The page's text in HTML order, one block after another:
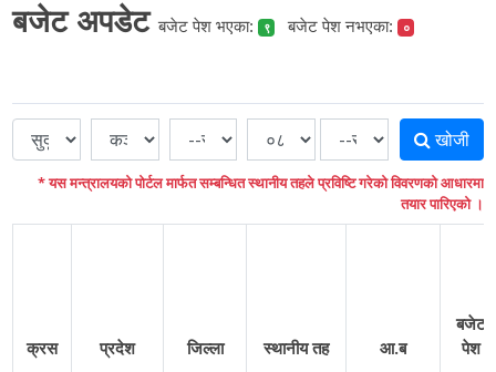
बजेट अपडेटबजेट पेश भएका: ९ बजेट पेश नभएका: ०
खोजी
* यस मन्त्रालयको पोर्टल मार्फत सम्बन्धित स्थानीय तहले प्रविष्टि गरेको विवरणको आधारमा
तयार पारिएको ।
क्रस प्रदेश जिल्ला स्थानीय तह आ.ब
बजेट
पेश